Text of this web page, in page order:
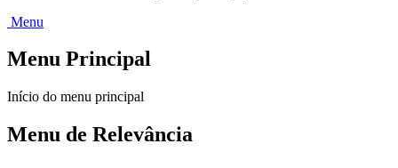
Menu
Menu Principal
Início do menu principal
Menu de Relevância